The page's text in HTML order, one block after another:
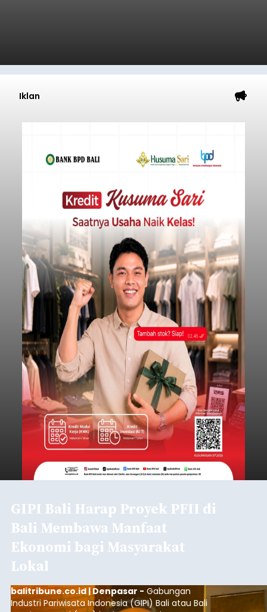
Iklan
GIPI Bali Harap Proyek PFII di
Bali Membawa Manfaat
Ekonomi bagi Masyarakat
Lokal
balitribune.co.id | Denpasar - Gabungan
Industri Pariwisata Indonesia (GIPI) Bali atau Bali